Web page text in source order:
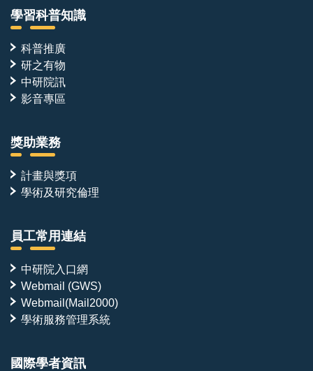
學習科普知識
科普推廣
研之有物
中研院訊
影音專區
獎助業務
計畫與獎項
學術及研究倫理
員工常用連結
中研院入口網
Webmail (GWS)
Webmail(Mail2000)
學術服務管理系統
國際學者資訊